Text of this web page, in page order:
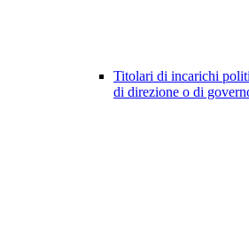
Titolari di incarichi
di direzione o di